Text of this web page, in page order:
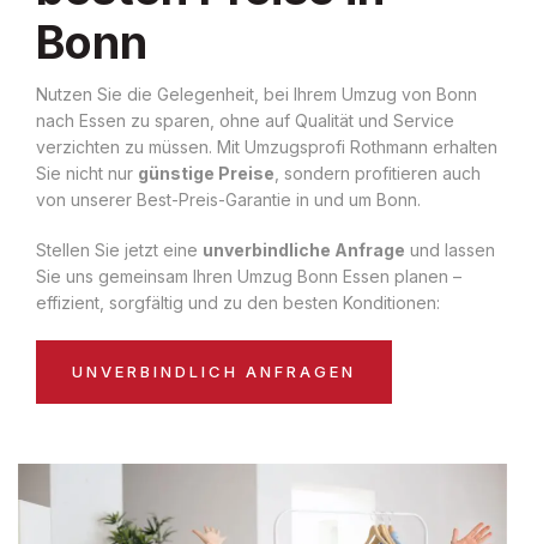
Bonn
Nutzen Sie die Gelegenheit, bei Ihrem Umzug von Bonn
nach Essen zu sparen, ohne auf Qualität und Service
verzichten zu müssen. Mit Umzugsprofi Rothmann erhalten
Sie nicht nur günstige Preise , sondern profitieren auch
von unserer Best-Preis-Garantie in und um Bonn.
Stellen Sie jetzt eine unverbindliche Anfrage und lassen
Sie uns gemeinsam Ihren Umzug Bonn Essen planen –
effizient, sorgfältig und zu den besten Konditionen:
UNVERBINDLICH ANFRAGEN